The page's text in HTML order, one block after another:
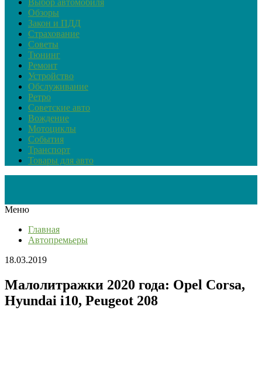
Выбор автомобиля
Обзоры
Закон и ПДД
Страхование
Советы
Тюнинг
Ремонт
Устройство
Обслуживание
Ретро
Советские авто
Вождение
Мотоциклы
События
Транспорт
Товары для авто
Меню
Главная
Автопремьеры
18.03.2019
Малолитражки 2020 года: Opel Corsa,
Hyundai i10, Peugeot 208